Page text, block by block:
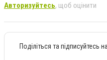
Авторизуйтесь, щоб оцінити
Поділіться та підписуйтесь